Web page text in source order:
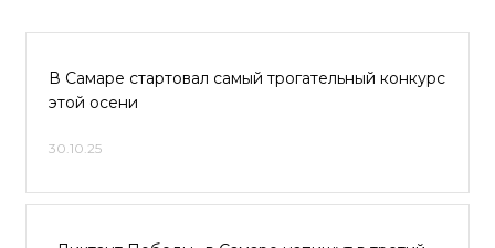
В Самаре стартовал самый трогательный конкурс
этой осени
30.10.25